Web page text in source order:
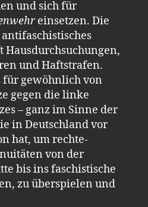
und sich für
einsetzen. Die
Hausdurchsuchungen,
und Haftstrafen.
gewöhnlich von
gegen die linke
– ganz im Sinne der
in Deutschland vor
hat, um rechte-
von der
bis ins faschistische
zu überspielen und